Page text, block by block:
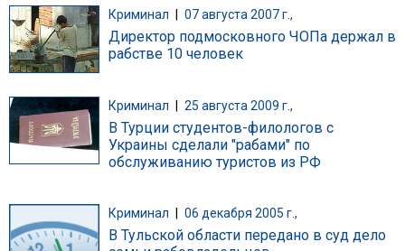
Криминал 07 августа 2007 г.,
Директор подмосковного ЧОПа держал в
рабстве 10 человек
Криминал | 25 августа 2009 г.,
В Турции студентов-филологов с
Украины сделали "рабами" по
обслуживанию туристов из РФ
Криминал 06 декабря 2005 г.,
В Тульской области передано в суд дело